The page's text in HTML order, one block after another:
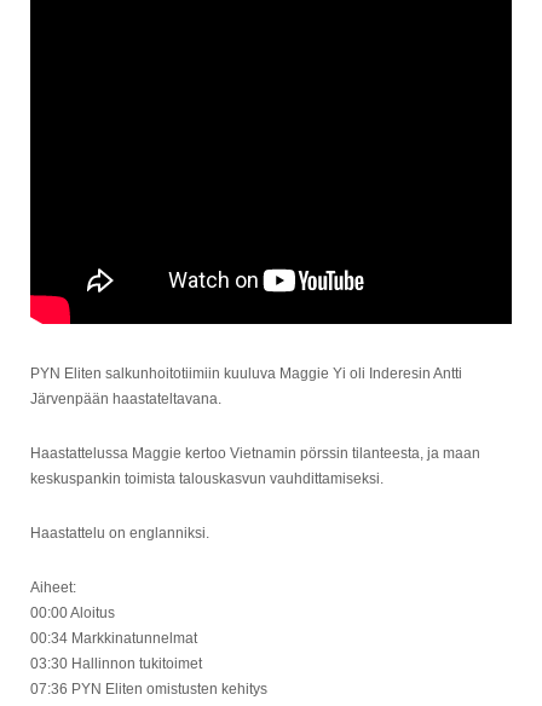
PYN Eliten salkunhoitotiimiin kuuluva Maggie Yi oli Inderesin Antti
Järvenpään haastateltavana.
Haastattelussa Maggie kertoo Vietnamin pörssin tilanteesta, ja maan
keskuspankin toimista talouskasvun vauhdittamiseksi.
Haastattelu on englanniksi.
Aiheet:
00:00 Aloitus
00:34 Markkinatunnelmat
03:30 Hallinnon tukitoimet
07:36 PYN Eliten omistusten kehitys